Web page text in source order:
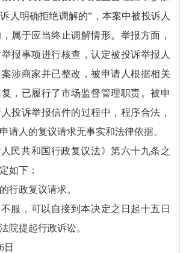
人明确拒绝调解的”，本案中被投诉人
属于应当终止调解情形。举报方面，
报事项进行核查，认定被投诉举报人
涉商家并已整改，被申请人根据相关
，已履行了市场监督管理职责。被申
投诉举报信件的过程中，程序合法，
请人的复议请求无事实和法律依据。
民共和国行政复议法》第六十九条之
如下：
行政复议请求。
服，可以自接到本决定之日起十五日
院提起行政诉讼。
日